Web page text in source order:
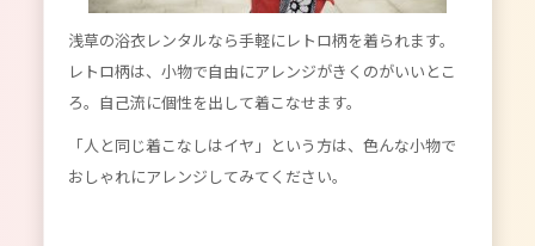
浅草の浴衣レンタルなら手軽にレトロ柄を着られます。
レトロ柄は、小物で自由にアレンジがきくのがいいとこ
ろ。自己流に個性を出して着こなせます。
「人と同じ着こなしはイヤ」という方は、色んな小物で
おしゃれにアレンジしてみてください。